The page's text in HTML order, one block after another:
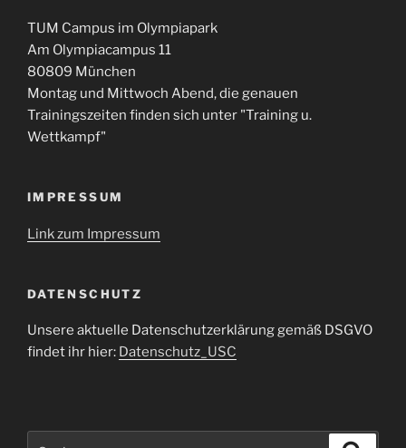
TUM Campus im Olympiapark
Am Olympiacampus 11
80809 München
Montag und Mittwoch Abend, die genauen
Trainingszeiten finden sich unter "Training u.
Wettkampf"
IMPRESSUM
Link zum Impressum
DATENSCHUTZ
Unsere aktuelle Datenschutzerklärung gemäß DSGVO
findet ihr hier: Datenschutz_USC